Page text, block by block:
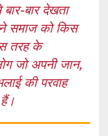
बार देखता
समाज को किस
तरह के
जो अपनी जान,
की परवाह